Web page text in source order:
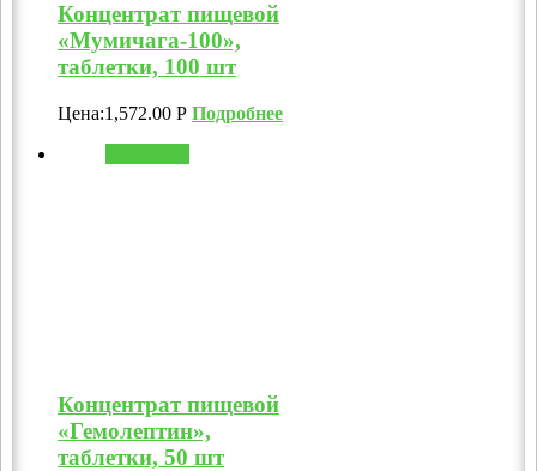
Концентрат пищевой
«Мумичага-100»,
таблетки, 100 шт
Цена:1,572.00 Р Подробнее
Концентрат пищевой
«Гемолептин»,
таблетки, 50 шт